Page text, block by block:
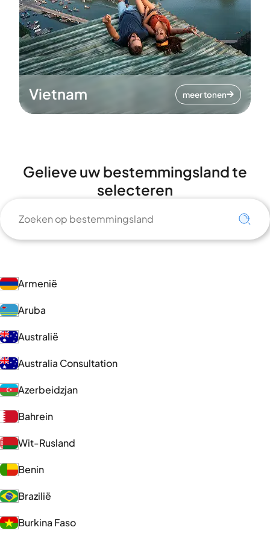
Vietnam meer tonen
Gelieve uw bestemmingsland te
selecteren
Armenië
Aruba
Australië
Australia Consultation
Azerbeidzjan
Bahrein
Wit-Rusland
Benin
Brazilië
Burkina Faso